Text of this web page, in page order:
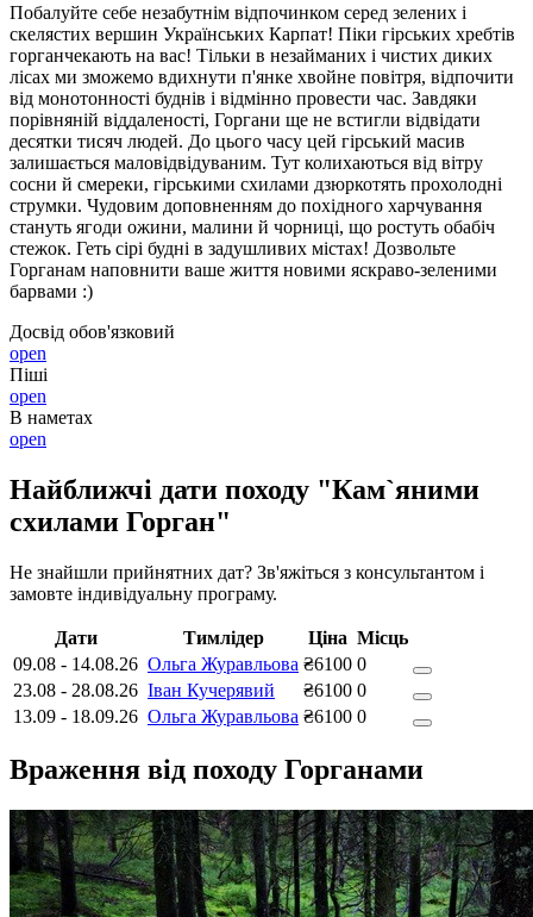
Побалуйте себе незабутнім відпочинком серед зелених і
скелястих вершин Українських Карпат! Піки гірських хребтів
горганчекають на вас! Тільки в незайманих і чистих диких
лісах ми зможемо вдихнути п'янке хвойне повітря, відпочити
від монотонності буднів і відмінно провести час. Завдяки
порівняній віддаленості, Горгани ще не встигли відвідати
десятки тисяч людей. До цього часу цей гірський масив
залишається маловідвідуваним. Тут колихаються від вітру
сосни й смереки, гірськими схилами дзюркотять прохолодні
струмки. Чудовим доповненням до похідного харчування
стануть ягоди ожини, малини й чорниці, що ростуть обабіч
стежок. Геть сірі будні в задушливих містах! Дозвольте
Горганам наповнити ваше життя новими яскраво-зеленими
барвами :)
Досвід обов'язковий
open
Піші
open
В наметах
open
Найближчі дати походу "Кам`яними
схилами Горган"
Не знайшли прийнятних дат? Зв'яжіться з консультантом і
замовте індивідуальну програму.
Дати Тимлідер Ціна Місць
09.08 - 14.08.26 Ольга Журавльова ₴6100 0
23.08 - 28.08.26 Іван Кучерявий ₴6100 0
13.09 - 18.09.26 Ольга Журавльова ₴6100 0
Враження від походу Горганами